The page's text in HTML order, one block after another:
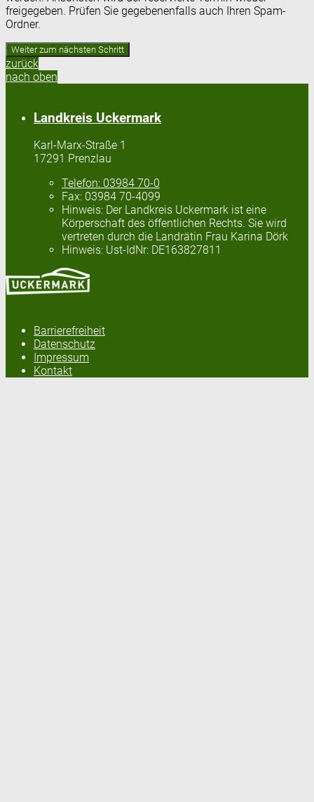
freigegeben. Prüfen Sie gegebenenfalls auch Ihren Spam-
Ordner.
zurück
nach oben
Landkreis Uckermark
Karl-Marx-Straße 1
17291 Prenzlau
Telefon: 03984 70-0
Fax: 03984 70-4099
Hinweis: Der Landkreis Uckermark ist eine
Körperschaft des öffentlichen Rechts. Sie wird
vertreten durch die Landrätin Frau Karina Dörk
Hinweis: Ust-IdNr: DE163827811
Barrierefreiheit
Datenschutz
Impressum
Kontakt